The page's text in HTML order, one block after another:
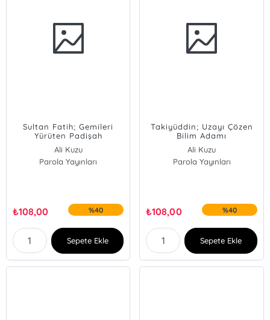
Sultan Fatih; Gemileri
Yürüten Padişah
Ali Kuzu
Parola Yayınları
₺108,00 %40
Sepete Ekle
Takiyüddin; Uzayı Çözen
Bilim Adamı
Ali Kuzu
Parola Yayınları
₺108,00 %40
Sepete Ekle